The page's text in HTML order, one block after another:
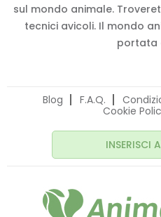
sul mondo animale.
tecnici avicoli. Il mondo
portata
Blog F.A.Q.
Cookie
INSERISCI